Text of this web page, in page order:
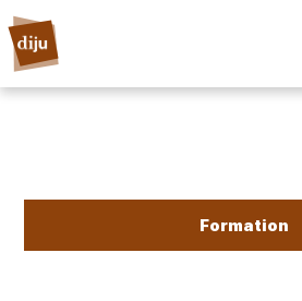
Formation